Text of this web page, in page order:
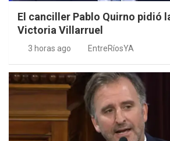
El canciller Pablo Quirno pidió
Victoria Villarruel
3 horas ago EntreRíosYA